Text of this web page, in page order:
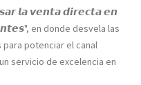
𝙡𝙖 𝙫𝙚𝙣𝙩𝙖 𝙙𝙞𝙧𝙚𝙘𝙩𝙖 𝙚𝙣
en donde desvela las
potenciar el canal
servicio de excelencia en